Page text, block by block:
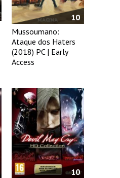
10
Mussoumano:
Ataque dos Haters
(2018) PC | Early
Access
10